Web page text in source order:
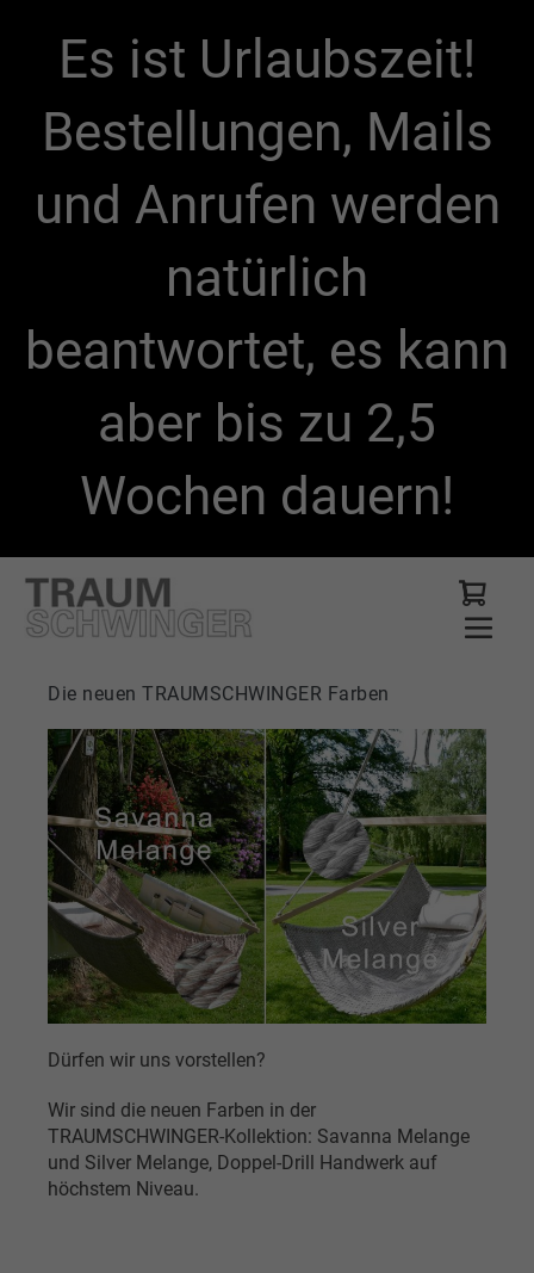
Es ist Urlaubszeit!
Bestellungen, Mails
und Anrufen werden
natürlich
beantwortet, es kann
aber bis zu 2,5
Wochen dauern!
Die neuen TRAUMSCHWINGER Farben
Dürfen wir uns vorstellen?
Wir sind die neuen Farben in der
TRAUMSCHWINGER-Kollektion: Savanna Melange
und Silver Melange, Doppel-Drill Handwerk auf
höchstem Niveau.